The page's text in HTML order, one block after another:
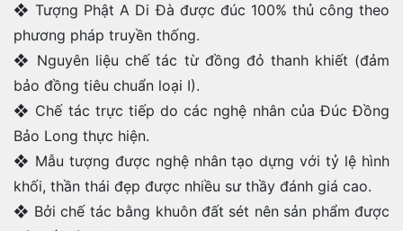
❖ Tượng Phật A Di Đà được đúc 100% thủ công theo
phương pháp truyền thống.
❖ Nguyên liệu chế tác từ đồng đỏ thanh khiết (đảm
bảo đồng tiêu chuẩn loại I).
❖ Chế tác trực tiếp do các nghệ nhân của Đúc Đồng
Bảo Long thực hiện.
❖ Mẫu tượng được nghệ nhân tạo dựng với tỷ lệ hình
khối, thần thái đẹp được nhiều sư thầy đánh giá cao.
❖ Bởi chế tác bằng khuôn đất sét nên sản phẩm được